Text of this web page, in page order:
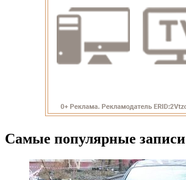
Самые популярные записи